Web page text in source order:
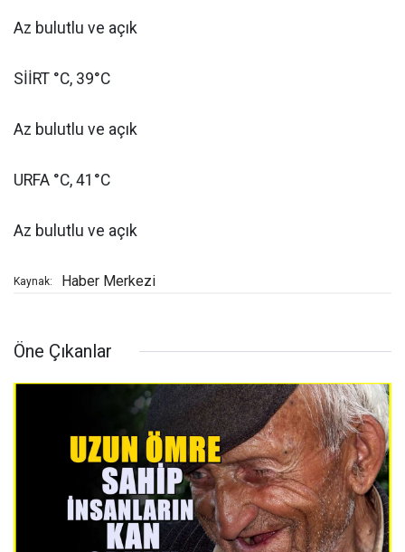
Az bulutlu ve açık
SİİRT °C, 39°C
Az bulutlu ve açık
URFA °C, 41°C
Az bulutlu ve açık
Kaynak: Haber Merkezi
Öne Çıkanlar